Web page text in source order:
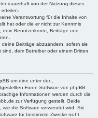
dauerhaft von der Nutzung dieses
Verantwortung für die Inhalte von
hat oder die er nicht zur Kenntnis
dein Benutzerkonto, Beiträge und
Beiträge abzuändern, sofern sie
dem Betreiber oder einem Dritten
um eine unter der „
Foren-Software von phpBB
Informationen werden durch die
zur Verfügung gestellt. Beide
die Software verwendet wird. Sie
für bestimmte Zwecke nicht